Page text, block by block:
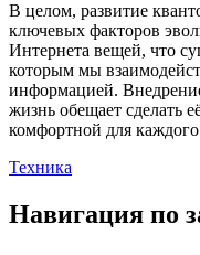
В целом, развитие
ключевых факторов
Интернета вещей, что
которым мы
информацией.
жизнь обещает сделать
комфортной для каждого
Техника
Навигация по